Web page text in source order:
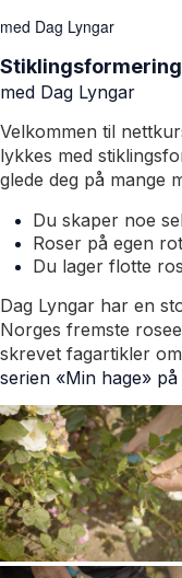
med Dag Lyngar
med Dag Lyngar
Velkommen til
lykkes med
glede deg på mange
Du skaper noe
Roser på egen
Du lager flotte
Dag Lyngar har en
Norges fremste
skrevet fagartikler
serien «Min hage» på